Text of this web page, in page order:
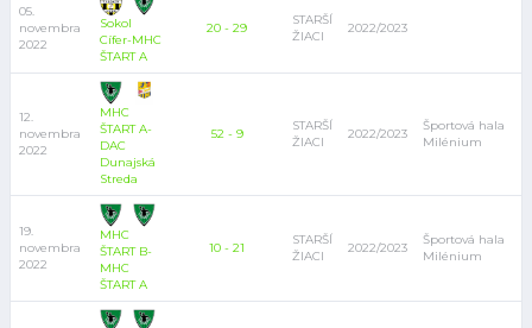
05.
novembra
2022
Sokol
Cífer-MHC
ŠTART A
20 - 29
STARŠÍ
ŽIACI
2022/2023
12.
novembra
2022
MHC
ŠTART A-
DAC
Dunajská
Streda
52 - 9
STARŠÍ
ŽIACI
2022/2023
Športová hala
Milénium
19.
novembra
2022
MHC
ŠTART B-
MHC
ŠTART A
10 - 21
STARŠÍ
ŽIACI
2022/2023
Športová hala
Milénium